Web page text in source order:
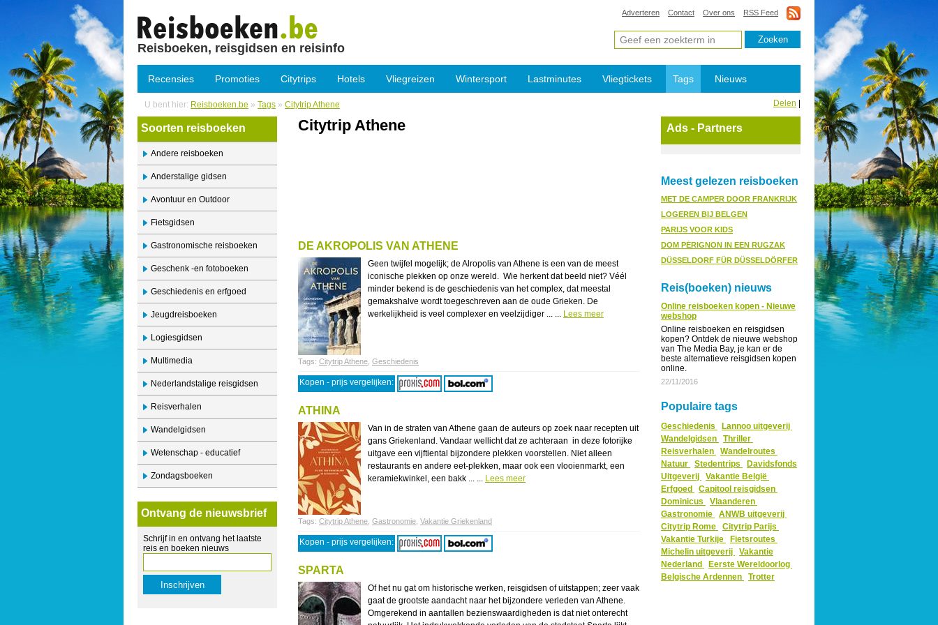
Reisboeken, reisgidsen en reisinfo
Adverteren Contact Over ons RSS Feed
Recensies Promoties Citytrips Hotels Vliegreizen Wintersport Lastminutes Vliegtickets Tags Nieuws
U bent hier: Reisboeken.be » Tags » Citytrip Athene Delen
Soorten reisboeken
Andere reisboeken
Anderstalige gidsen
Avontuur en Outdoor
Fietsgidsen
Gastronomische reisboeken
Geschenk -en fotoboeken
Geschiedenis en erfgoed
Jeugdreisboeken
Logiesgidsen
Multimedia
Nederlandstalige reisgidsen
Reisverhalen
Wandelgidsen
Wetenschap - educatief
Zondagsboeken
Ontvang de nieuwsbrief
Schrijf in en ontvang het laatste
reis en boeken nieuws
Citytrip Athene
DE AKROPOLIS VAN ATHENE
Geen twijfel mogelijk; de Alropolis van Athene is een van de meest
iconische plekken op onze wereld. Wie herkent dat beeld niet? Véél
minder bekend is de geschiedenis van het complex, dat meestal
gemakshalve wordt toegeschreven aan de oude Grieken. De
werkelijkheid is veel complexer en veelzijdiger ... ... Lees meer
Tags: Citytrip Athene Geschiedenis
Kopen - prijs vergelijken:
ATHINA
Van in de straten van Athene gaan de auteurs op zoek naar recepten uit
gans Griekenland. Vandaar wellicht dat ze achteraan in deze fotorijke
uitgave een vijftiental bijzondere plekken voorstellen. Niet alleen
restaurants en andere eet-plekken, maar ook een vlooienmarkt, een
keramiekwinkel, een bakk ... ... Lees meer
Tags: Citytrip Athene Gastronomie Vakantie Griekenland
Kopen - prijs vergelijken:
SPARTA
Of het nu gat om historische werken, reisgidsen of uitstappen; zeer vaak
gaat de grootste aandacht naar het bijzondere verleden van Athene.
Omgerekend in aantallen bezienswaardigheden is dat niet onterecht
Ads - Partners
Meest gelezen reisboeken
MET DE CAMPER DOOR FRANKRIJK
LOGEREN BIJ BELGEN
PARIJS VOOR KIDS
DOM PÉRIGNON IN EEN RUGZAK
DÜSSELDORF FÜR DÜSSELDÖRFER
Reis(boeken) nieuws
Online reisboeken kopen - Nieuwe
webshop
Online reisboeken en reisgidsen
kopen? Ontdek de nieuwe webshop
van The Media Bay, je kan er de
beste alternatieve reisgidsen kopen
online.
22/11/2016
Populaire tags
Geschiedenis
Lannoo uitgeverij
Wandelgidsen
Thriller
Reisverhalen
Wandelroutes
Natuur
Stedentrips
Davidsfonds
Uitgeverij
Vakantie België
Erfgoed
Capitool reisgidsen
Dominicus
Vlaanderen
Gastronomie
ANWB uitgeverij
Citytrip Rome
Citytrip Parijs
Vakantie Turkije
Fietsroutes
Michelin uitgeverij
Vakantie
Nederland
Eerste Wereldoorlog
Belgische Ardennen
Trotter